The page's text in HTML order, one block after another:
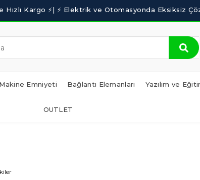
Emniyeti Bağlantı Elemanları Yazılım ve
OUTLET